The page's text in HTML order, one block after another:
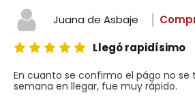
Juana de Asbaje
Llegó rapidísimo
En cuanto se confirmo el págo no se
semana en llegar, fue muy rápido.